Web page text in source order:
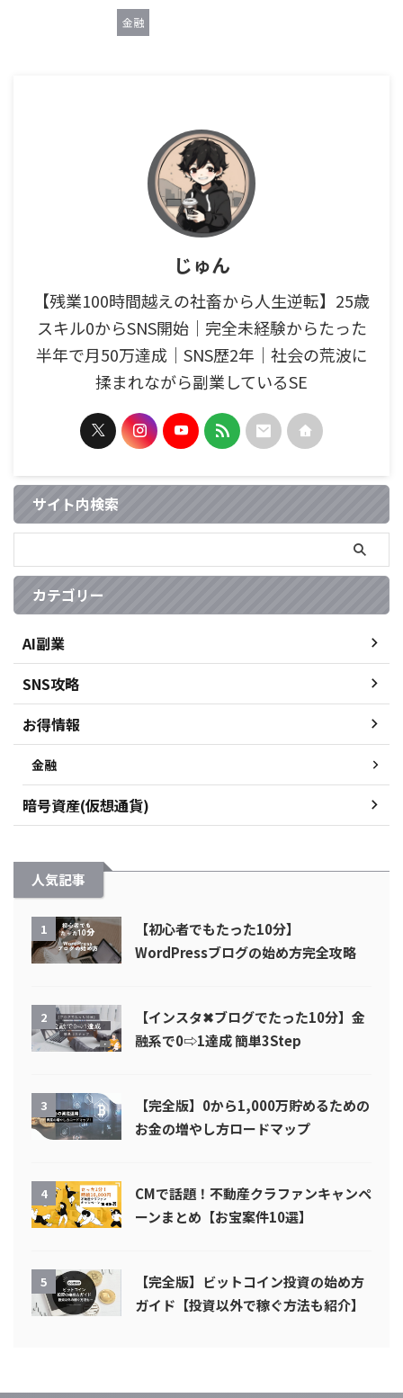
金融
じゅん
【残業100時間越えの社畜から人生逆転】25歳
スキル0からSNS開始｜完全未経験からたった
半年で月50万達成｜SNS歴2年｜社会の荒波に
揉まれながら副業しているSE
サイト内検索
カテゴリー
AI副業
SNS攻略
お得情報
金融
暗号資産(仮想通貨)
人気記事
1
【初心者でもたった10分】
WordPressブログの始め方完全攻略
2
【インスタ✖︎ブログでたった10分】金
融系で0⇨1達成 簡単3Step
3
【完全版】0から1,000万貯めるための
お金の増やし方ロードマップ
4
CMで話題！不動産クラファンキャンペ
ーンまとめ【お宝案件10選】
5
【完全版】ビットコイン投資の始め方
ガイド【投資以外で稼ぐ方法も紹介】